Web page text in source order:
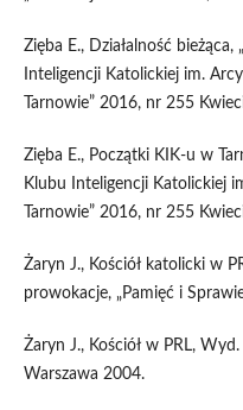
Zięba E., Działalność
Inteligencji Katolickiej im.
Tarnowie” 2016, nr 255
Zięba E., Początki KIK-u w
Klubu Inteligencji Katolickiej
Tarnowie” 2016, nr 255
Żaryn J., Kościół katolicki w
prowokacje, „Pamięć i
Żaryn J., Kościół w PRL,
Warszawa 2004.